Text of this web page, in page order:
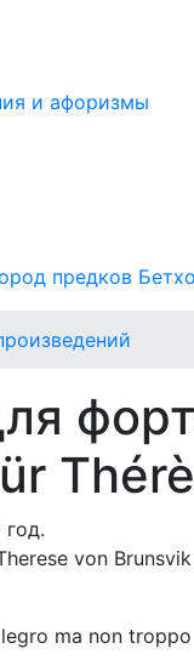
и афоризмы
предков
von
ma non troppo